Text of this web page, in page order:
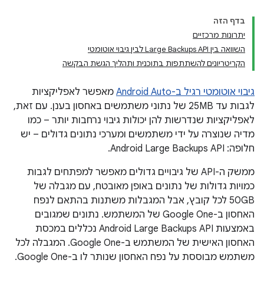
בדף הזה
יתרונות מרכזיים
השוואה בין Large Backups API לבין גיבוי אוטומטי
הקריטריונים להשתתפות בתוכנית ותהליך הגשת הבקשה
גיבוי אוטומטי רגיל ב-Android Auto
מאפשר לאפליקציות
לגבות עד 25MB של נתוני משתמשים באחסון בענן. עם זאת,
לאפליקציות שנדרשות להן יכולות גיבוי נרחבות יותר – כמו
מדיה שנוצרה על ידי משתמשים ומערכי נתונים גדולים – יש
חלופה: Android Large Backups API.
ממשק ה-API של גיבויים גדולים מאפשר למפתחים לגבות
כמויות גדולות של נתונים באופן מאובטח, עם מגבלה של
50GB לכל קובץ, אבל המגבלות משתנות בהתאם לנפח
האחסון ב-Google One של המשתמש. נתונים שמגובים
באמצעות Android Large Backups API נכללים במכסת
האחסון האישית של המשתמש ב-Google One. המגבלה לכל
משתמש מבוססת על נפח האחסון שנותר לו ב-Google One.